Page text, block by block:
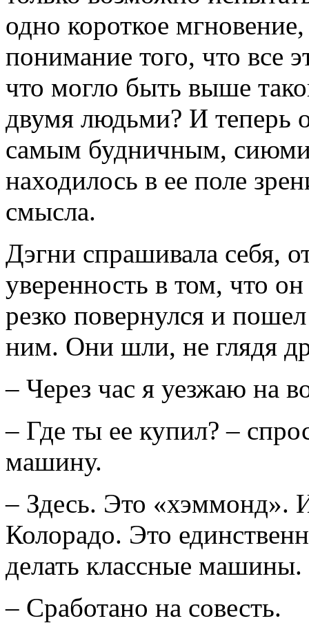
одно короткое
понимание того, что все
что могло быть выше
двумя людьми? И теперь
самым будничным,
находилось в ее поле
смысла.
Дэгни спрашивала себя,
уверенность в том, что
резко повернулся и
ним. Они шли, не глядя
– Через час я уезжаю на
– Где ты ее купил? –
машину.
– Здесь. Это «хэммонд».
Колорадо. Это
делать классные машины.
– Сработано на совесть.